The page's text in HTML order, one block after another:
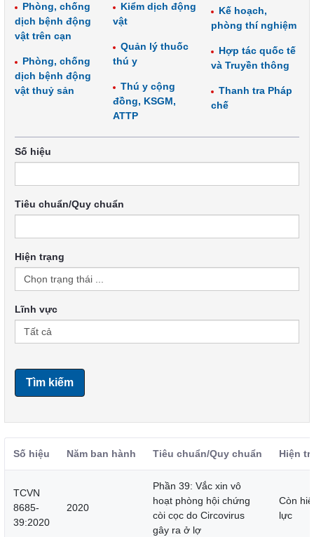
Phòng, chống
dịch bệnh động
vật trên cạn
Phòng, chống
dịch bệnh động
vật thuỷ sản
Kiểm dịch động
vật
Quản lý thuốc
thú y
Thú y cộng
đồng, KSGM,
ATTP
Kế hoạch,
phòng thí nghiệm
Hợp tác quốc tế
và Truyền thông
Thanh tra Pháp
chế
Số hiệu
Tiêu chuẩn/Quy chuẩn
Hiện trạng
Lĩnh vực
Tìm kiếm
Số hiệu Năm ban hành Tiêu chuẩn/Quy chuẩn Hiện
TCVN
8685-
39:2020
2020
Phần 39: Vắc xin vô
hoạt phòng hội chứng
còi cọc do Circovirus
gây ra ở lợ
Còn
lực